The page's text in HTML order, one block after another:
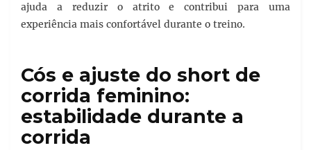
ajuda a reduzir o atrito e contribui para uma
experiência mais confortável durante o treino.
Cós e ajuste do short de
corrida feminino:
estabilidade durante a
corrida